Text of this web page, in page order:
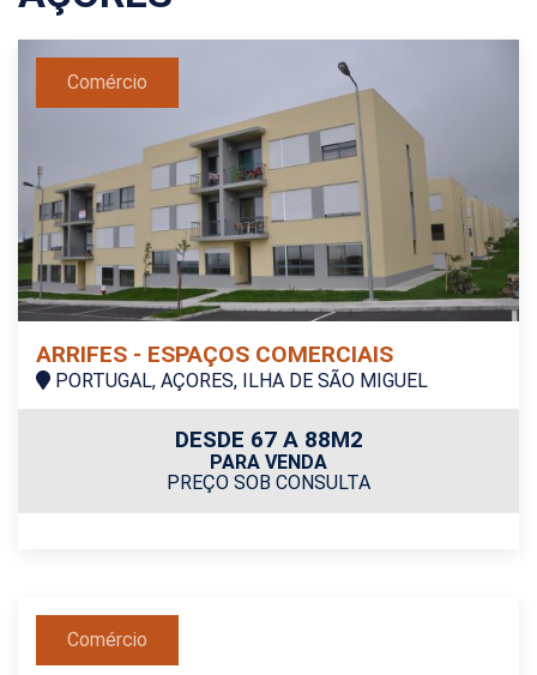
Comércio
ARRIFES - ESPAÇOS COMERCIAIS
PORTUGAL, AÇORES, ILHA DE SÃO MIGUEL
DESDE 67 A 88M2
PARA VENDA
PREÇO SOB CONSULTA
Comércio